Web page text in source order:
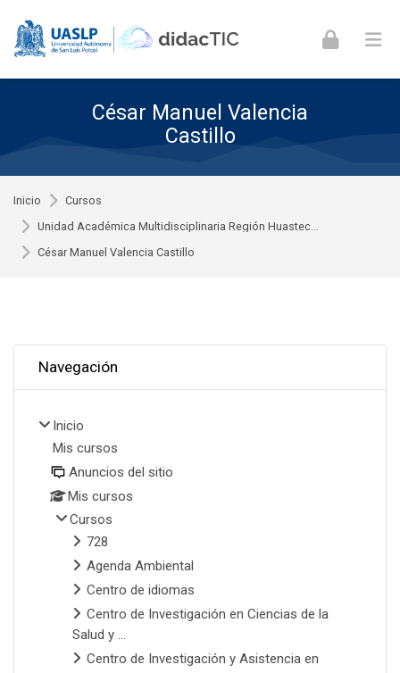
César Manuel Valencia
Castillo
Inicio
Cursos
Unidad Académica Multidisciplinaria Región Huastec...
César Manuel Valencia Castillo
Navegación
Inicio
Mis cursos
Anuncios del sitio
Mis cursos
Cursos
728
Agenda Ambiental
Centro de idiomas
Centro de Investigación en Ciencias de la
Salud y ...
Centro de Investigación y Asistencia en